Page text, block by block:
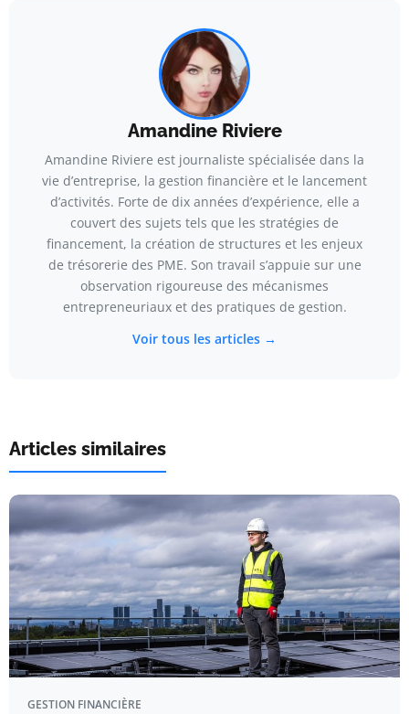
Amandine Riviere
Amandine Riviere est journaliste spécialisée dans la
vie d’entreprise, la gestion financière et le lancement
d’activités. Forte de dix années d’expérience, elle a
couvert des sujets tels que les stratégies de
financement, la création de structures et les enjeux
de trésorerie des PME. Son travail s’appuie sur une
observation rigoureuse des mécanismes
entrepreneuriaux et des pratiques de gestion.
Voir tous les articles →
Articles similaires
GESTION FINANCIÈRE